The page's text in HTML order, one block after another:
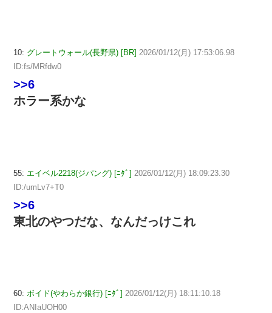
10: グレートウォール(長野県) [BR] 2026/01/12(月) 17:53:06.98
ID:fs/MRfdw0
>>6
ホラー系かな
55: エイベル2218(ジパング) [ﾆﾀﾞ] 2026/01/12(月) 18:09:23.30
ID:/umLv7+T0
>>6
東北のやつだな、なんだっけこれ
60: ボイド(やわらか銀行) [ﾆﾀﾞ] 2026/01/12(月) 18:11:10.18
ID:ANIaUOH00